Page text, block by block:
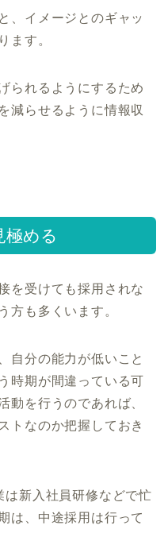
、イメージとのギャッ
ます。
られるようにするため
減らせるように情報収
極める
を受けても採用されな
方も多くいます。
自分の能力が低いこと
時期が間違っている可
動を行うのであれば、
トなのか把握しておき
新入社員研修などで忙
は、中途採用は行って